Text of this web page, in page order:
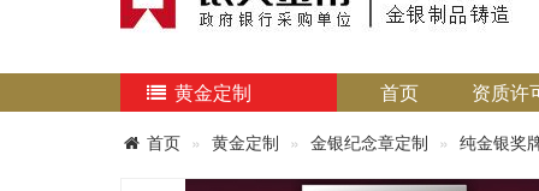
黄金定制 首页 资质许
首页 黄金定制 金银纪念章定制 纯金银奖